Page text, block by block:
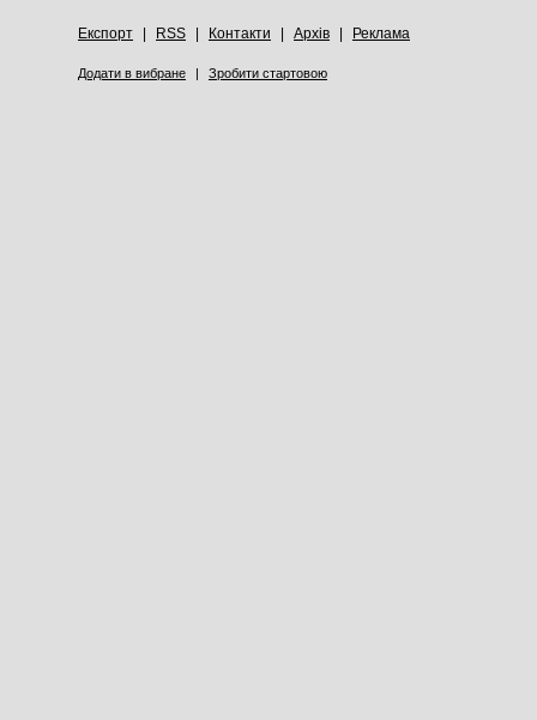
Експорт RSS Контакти Архів Реклама
Додати в вибране | Зробити стартовою